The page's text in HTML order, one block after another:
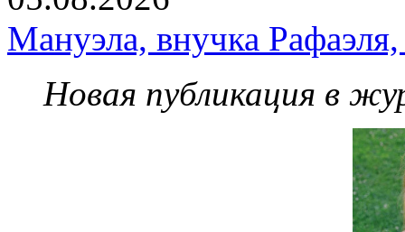
Мануэла, внучка
Новая публикация в